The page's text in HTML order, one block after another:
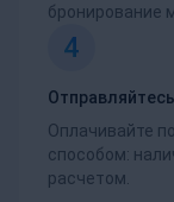
бронирование
4
Оплачивайте
способом:
расчетом.